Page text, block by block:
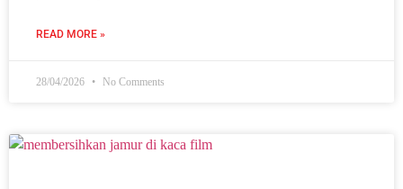
READ MORE »
28/04/2026 No Comments